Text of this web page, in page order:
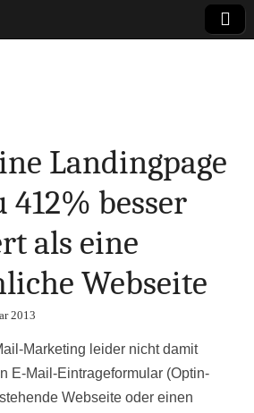
, Vertrieb-
Tipps
Landingpage
besser
als eine
Webseite
2013
Marketing leider nicht damit
E-Mail-Eintrageformular (Optin-
Webseite oder einen